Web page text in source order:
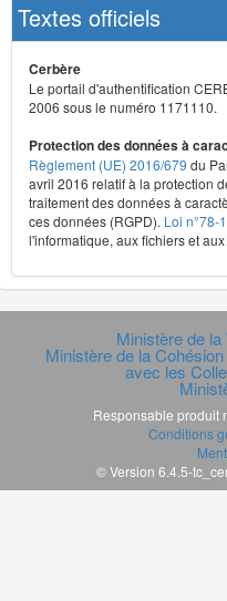
Textes officiels
Cerbère
Le portail d'authentification
2006 sous le numéro 1171110.
Protection des données à
Règlement (UE) 2016/679 du
avril 2016 relatif à la protection
traitement des données à
ces données (RGPD). Loi n°78-
l'informatique, aux fichiers et
Ministère de
Ministère de la
avec les
Responsable produit
Conditions
© Version 6.4.5-